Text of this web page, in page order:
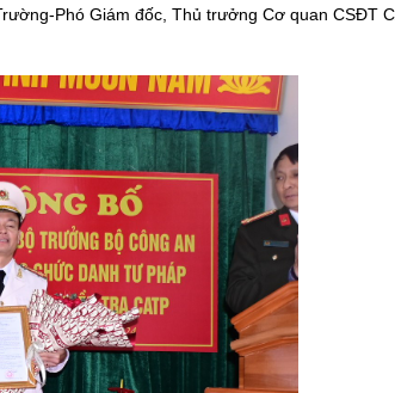
Phó Giám đốc, Thủ trưởng Cơ quan CSĐT